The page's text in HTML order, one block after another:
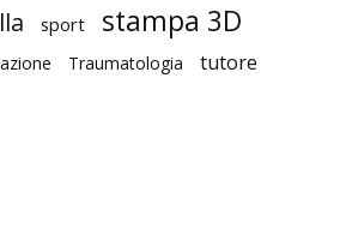
sport stampa 3D
Traumatologia tutore